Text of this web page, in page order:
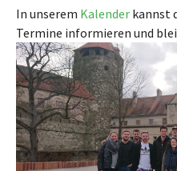
In unserem Kalender kannst
Termine informieren und